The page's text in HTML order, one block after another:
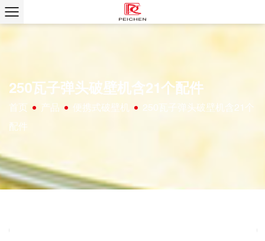
250瓦子弹头破壁机含21个配件
首页 / 产品 / 便携式破壁机 /
250瓦子弹头破壁机含21个
配件